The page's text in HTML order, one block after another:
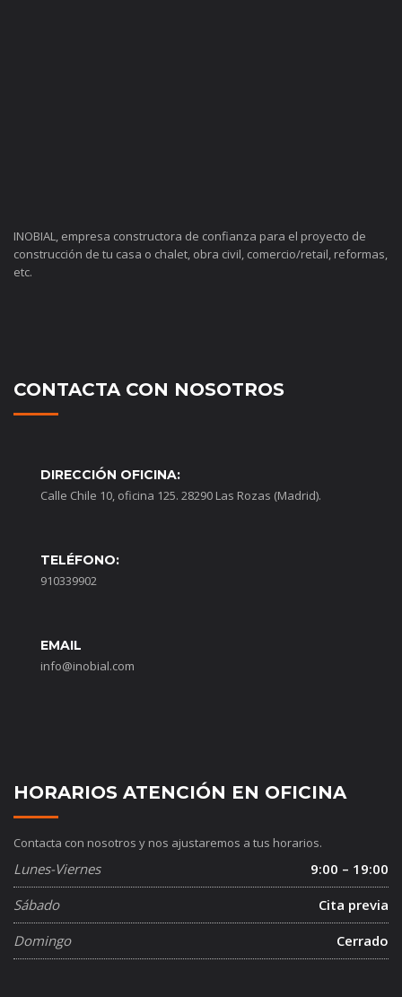
INOBIAL, empresa constructora de confianza para el proyecto de
construcción de tu casa o chalet, obra civil, comercio/retail, reformas,
etc.
CONTACTA CON NOSOTROS
DIRECCIÓN OFICINA:
Calle Chile 10, oficina 125. 28290 Las Rozas (Madrid).
TELÉFONO:
910339902
EMAIL
info@inobial.com
HORARIOS ATENCIÓN EN OFICINA
Contacta con nosotros y nos ajustaremos a tus horarios.
Lunes-Viernes
9:00 – 19:00
Sábado
Cita previa
Domingo
Cerrado